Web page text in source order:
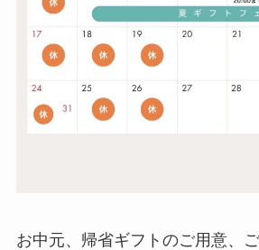
お中元、帰省ギフトのご用意、